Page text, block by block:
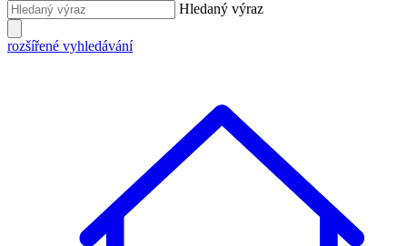
Hledaný výraz
rozšířené vyhledávání